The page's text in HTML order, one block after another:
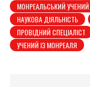
МОНРЕАЛЬСЬКИЙ УЧЕНИЙ
НАУКОВА ДІЯЛЬНІСТЬ
ПРОВІДНИЙ СПЕЦІАЛІСТ
УЧЕНИЙ ІЗ МОНРЕАЛЯ